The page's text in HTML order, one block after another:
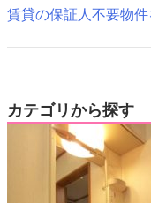
賃貸の保証人不要物
カテゴリから探す